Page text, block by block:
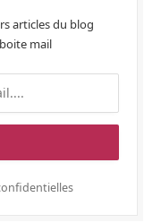
articles du blog
mail